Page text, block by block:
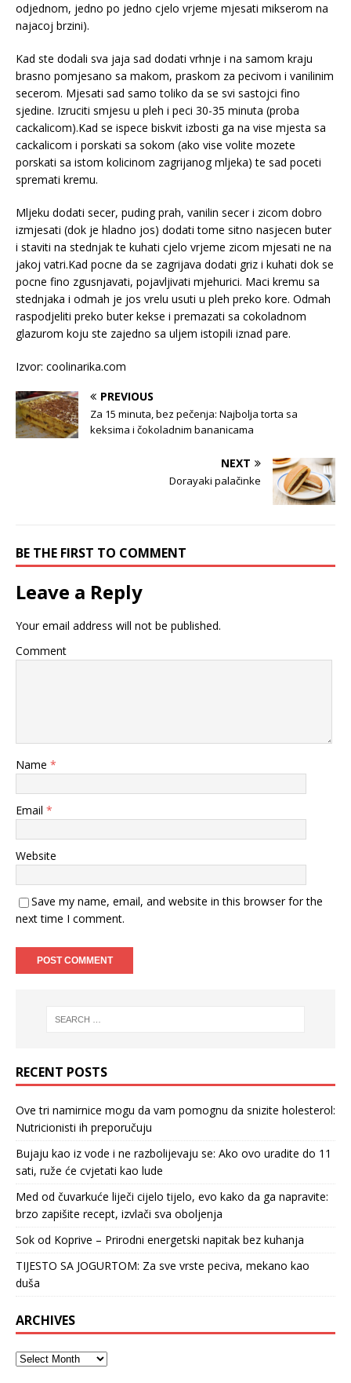
odjednom, jedno po jedno cjelo vrjeme mjesati mikserom na
najacoj brzini).
Kad ste dodali sva jaja sad dodati vrhnje i na samom kraju
brasno pomjesano sa makom, praskom za pecivom i vanilinim
secerom. Mjesati sad samo toliko da se svi sastojci fino
sjedine. Izruciti smjesu u pleh i peci 30-35 minuta (proba
cackalicom).Kad se ispece biskvit izbosti ga na vise mjesta sa
cackalicom i porskati sa sokom (ako vise volite mozete
porskati sa istom kolicinom zagrijanog mljeka) te sad poceti
spremati kremu.
Mljeku dodati secer, puding prah, vanilin secer i zicom dobro
izmjesati (dok je hladno jos) dodati tome sitno nasjecen buter
i staviti na stednjak te kuhati cjelo vrjeme zicom mjesati ne na
jakoj vatri.Kad pocne da se zagrijava dodati griz i kuhati dok se
pocne fino zgusnjavati, pojavljivati mjehurici. Maci kremu sa
stednjaka i odmah je jos vrelu usuti u pleh preko kore. Odmah
raspodjeliti preko buter kekse i premazati sa cokoladnom
glazurom koju ste zajedno sa uljem istopili iznad pare.
Izvor: coolinarika.com
PREVIOUS
Za 15 minuta, bez pečenja: Najbolja torta sa
keksima i čokoladnim bananicama
NEXT
Dorayaki palačinke
BE THE FIRST TO COMMENT
Leave a Reply
Your email address will not be published.
Comment
Name *
Email *
Website
Save my name, email, and website in this browser for the
next time I comment.
RECENT POSTS
Ove tri namirnice mogu da vam pomognu da snizite holesterol:
Nutricionisti ih preporučuju
Bujaju kao iz vode i ne razbolijevaju se: Ako ovo uradite do 11
sati, ruže će cvjetati kao lude
Med od čuvarkuće liječi cijelo tijelo, evo kako da ga napravite:
brzo zapišite recept, izvlači sva oboljenja
Sok od Koprive – Prirodni energetski napitak bez kuhanja
TIJESTO SA JOGURTOM: Za sve vrste peciva, mekano kao
duša
ARCHIVES